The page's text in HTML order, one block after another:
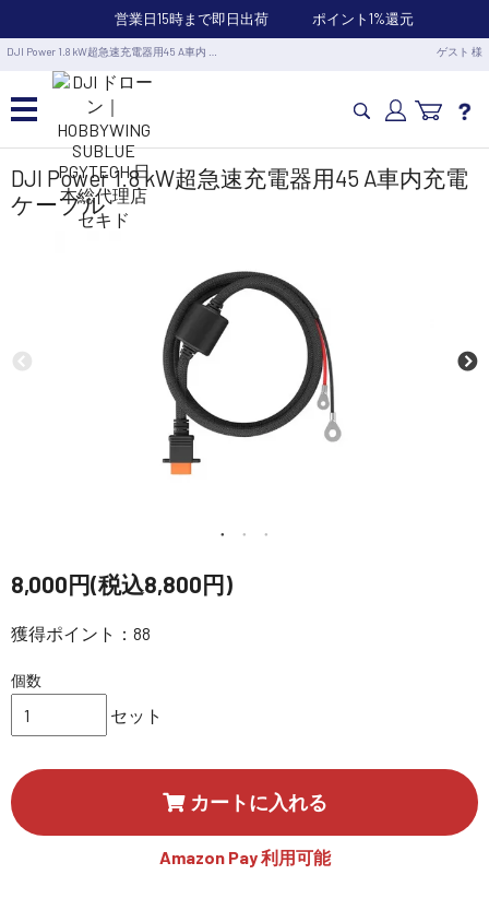
営業日15時まで即日出荷 ポイント1%還元
DJI Power 1.8 kW超急速充電器用45 A車内 … ゲスト 様
カメラドローン・生活家電
業務用ドローン・業務関連製品
水中ドローン(ROV)・水中スクーター
サポート・Q&A / 法人・学生のお客様
SEKIDO
DJI Power 1.8 kW超急速充電器用45 A車内充電
ケーブル
8,000円(税込8,800円)
獲得ポイント：88
個数
セット
カートに入れる
Amazon Pay 利用可能